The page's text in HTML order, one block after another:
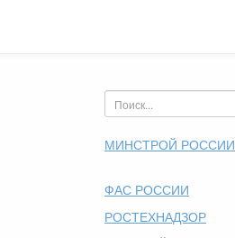
МИНСТРОЙ РОССИИ
ФАС РОССИИ
РОСТЕХНАДЗОР